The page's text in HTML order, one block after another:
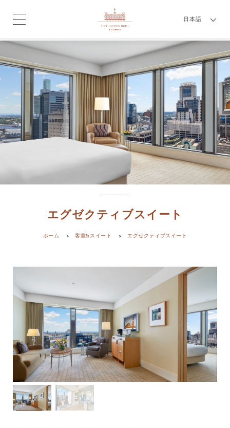
日本語
エグゼクティブスイート
ホーム 客室&スイート エグゼクティブスイート